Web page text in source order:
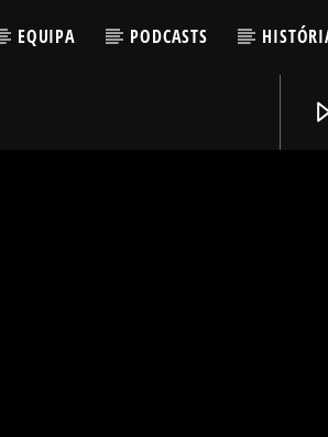
EQUIPA PODCASTS